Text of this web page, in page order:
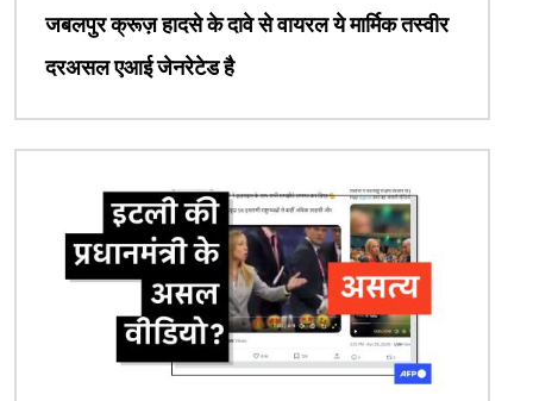
जबलपुर क्रूज़ हादसे के दावे से वायरल ये मार्मिक तस्वीर
दरअसल एआई जेनरेटेड है